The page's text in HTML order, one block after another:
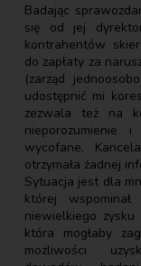
Badając
się od jej
kontrahentów
do zapłaty za
(zarząd
udostępnić mi
zezwala też na
nieporozumienie
wycofane.
otrzymała żadnej
Sytuacja jest dla
której
niewielkiego
która mogłaby
możliwości